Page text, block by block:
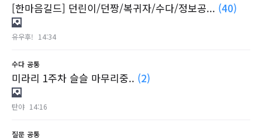
[한마음길드] 던린이/던짱/복귀자/수다/정보공... (40)
유우후! 14:34
수다 공통
미라리 1주차 슬슬 마무리중.. (2)
탄야 14:16
질문 공통